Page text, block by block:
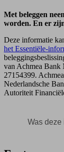
Met beleggen
worden. En er
Deze informatie
het Essentiële-
van Achmea Bank
27154399.
Nederlandsche
Autoriteit